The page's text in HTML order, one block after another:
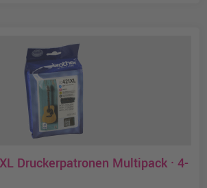
Druckerpatronen Multipack · 4-